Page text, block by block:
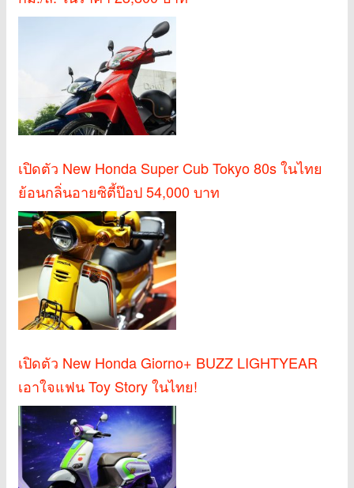
เปิดตัว New Honda Super Cub Tokyo 80s ในไทย
ย้อนกลิ่นอายซิตี้ป๊อป 54,000 บาท
เปิดตัว New Honda Giorno+ BUZZ LIGHTYEAR
เอาใจแฟน Toy Story ในไทย!